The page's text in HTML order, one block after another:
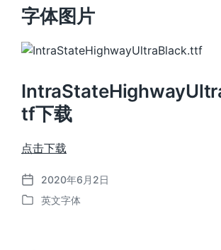
字体图片
tf下载
点击下载
发
布
2020年6月2日
发
英文字体